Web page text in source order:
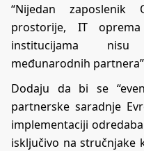
“Nijedan zaposlenik
prostorije, IT
institucijama nisu
međunarodnih
Dodaju da bi se
partnerske saradnje
implementaciji
isključivo na stručnjake